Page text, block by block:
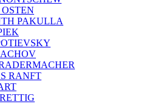
PAKULLA
RANFT